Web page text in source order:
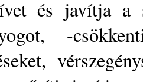
és javítja a
-